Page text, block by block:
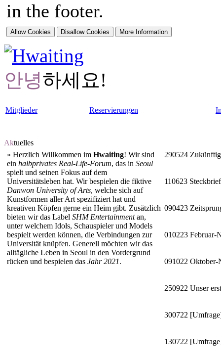
in the footer.
안녕하세요!
Mitglieder Reservierungen
Aktuelles
» Herzlich Willkommen im Hwaiting! Wir sind
ein halbprivates Real-Life-Forum, das in Seoul
spielt und seinen Fokus auf dem
Universitätsleben hat. Wir bespielen die fiktive
Danwon University of Arts, welche sich auf
Kunstformen aller Art spezifiziert hat und
kreativen Köpfen gerne ein Heim gibt. Zusätzlich
bieten wir das Label SHM Entertainmentan,
unter welchem Idols, Schauspieler und Models
bespielt werden können, die Verbindungen zur
Universität knüpfen. Generell möchten wir das
alltägliche Leben in Seoul in den Vordergrund
rücken und bespielen das Jahr 2021.
290524
110623
090423
010223 Februar-
091022
250922 Unser
300722
130722